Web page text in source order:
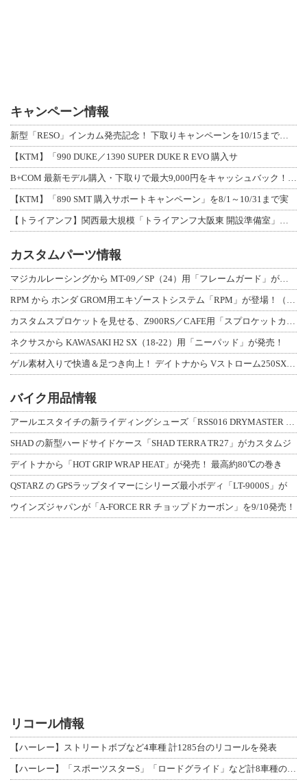
キャンペーン情報
新型「RESO」インカム発売記念！ 下取りキャンペーンを10/15まで延長して開
【KTM】「990 DUKE／1390 SUPER DUKE R EVO 購入サ
B+COM 最新モデル購入・下取りで最大9,000円をキャッシュバック！「B+F
【KTM】「890 SMT 購入サポートキャンペーン」を8/1～10/31まで実
【トライアンフ】関西最大規模「トライアンフ大阪東 開設準備室」がオープン！ 限定
カスタムパーツ情報
マジカルレーシングから MT-09／SP（24）用「フレームガード」が登場！
RPM から ホンダ GROM用エキゾーストシステム「RPM」が登場！（動画あり
カスタムスプロケットを見せる、Z900RS／CAFE用「スプロケットカバーフルキ
ネクサスから KAWASAKI H2 SX（18-22）用「ニーパッド」が発売！
ゲル素材入りで快適＆足つき向上！ デイトナから Vストローム250SX用「快適ロ
バイク用品情報
アールエスタイチの新ライディングシューズ「RSS016 DRYMASTER スト
SHAD の新型ハードサイドケース「SHAD TERRA TR27」がカスタムジ
デイトナから「HOT GRIP WRAP HEAT」が発売！ 最高約80℃の巻き
QSTARZ の GPSラップタイマーにシリーズ最小ボディ「LT-9000S」が
ウインズジャパンが「A-FORCE RR チョップドカーボン」を9/10発売！
リコール情報
【ハーレー】ストリートボブなど4車種 計1285台のリコールを発表
【ハーレー】「スポーツスターS」「ロードグライド」など計8車種のリコールを発表